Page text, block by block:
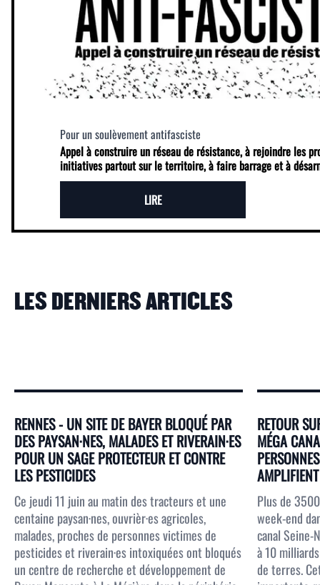
Pour un soulèvement antifasciste
Appel à construire un réseau de résistance, à rejoindre les
initiatives partout sur le territoire, à faire barrage et à
LIRE
LES DERNIERS ARTICLES
RENNES - UN SITE DE BAYER BLOQUÉ PAR
DES PAYSAN·NES, MALADES ET RIVERAIN·ES
POUR UN SAGE PROTECTEUR ET CONTRE
LES PESTICIDES
Ce jeudi 11 juin au matin des tracteurs et une
centaine paysan·nes, ouvrièr·es agricoles,
malades, proches de personnes victimes de
pesticides et riverain·es intoxiquées ont bloqués
un centre de recherche et développement de
RETOUR
MÉGA
Plus de
week-end
canal Seine-
à 10
de terres.